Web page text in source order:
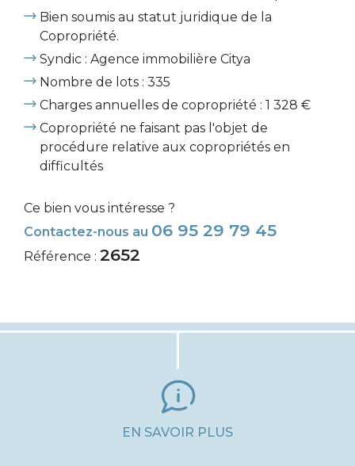
Bien soumis au statut juridique de la
Copropriété.
Syndic : Agence immobilière Citya
Nombre de lots : 335
Charges annuelles de copropriété : 1 328 €
Copropriété ne faisant pas l'objet de
procédure relative aux copropriétés en
difficultés
Ce bien vous intéresse ?
Contactez-nous au 06 95 29 79 45
Référence : 2652
EN SAVOIR PLUS